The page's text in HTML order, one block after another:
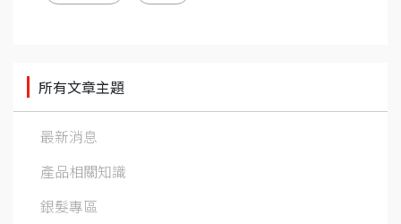
所有文章主題
最新消息
產品相關知識
銀髮專區